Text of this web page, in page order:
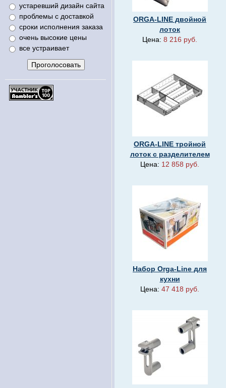
устаревший дизайн сайта
проблемы с доставкой
сроки исполнения заказа
очень высокие цены
все устраивает
ORGA-LINE двойной
лоток
Цена: 8 216 руб.
ORGA-LINE тройной
лоток с разделителем
Цена: 12 858 руб.
Набор Orga-Line для
кухни
Цена: 47 418 руб.